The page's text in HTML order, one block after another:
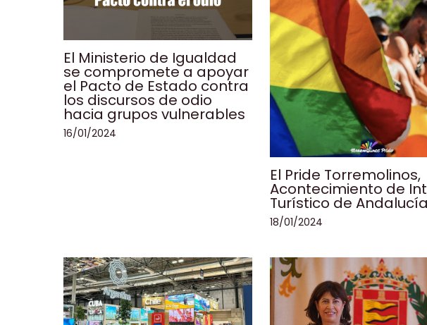
El Ministerio de Igualdad
se compromete a apoyar
el Pacto de Estado contra
los discursos de odio
hacia grupos vulnerables
16/01/2024
El Pride Torremolinos,
Acontecimiento de
Turístico de Andalucía
18/01/2024